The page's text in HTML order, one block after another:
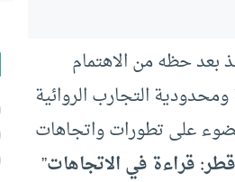
بعد حظه من الاهتمام
التجارب الروائية
على تطورات واتجاهات
قراءة في الاتجاهات”